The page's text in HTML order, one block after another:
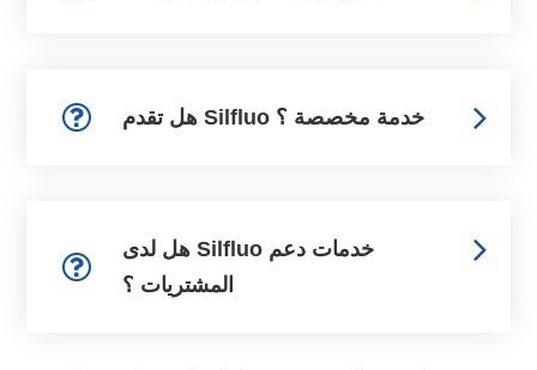
هل تقدم Silfluo خدمة مخصصة ؟
هل لدى Silfluo خدمات دعم
المشتريات ؟